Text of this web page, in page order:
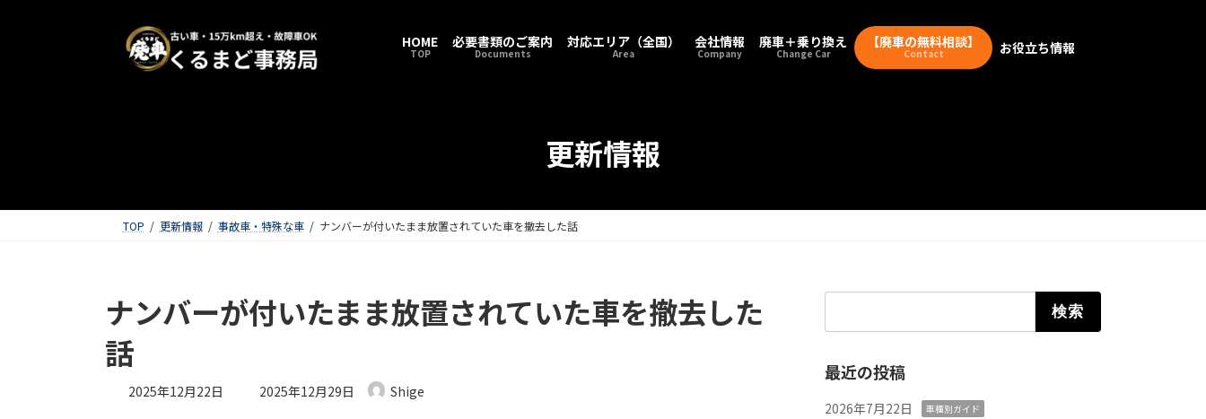
HOME
TOP
必要書類のご案内
Documents
対応エリア（全国）
Area
会社情報
Company
廃車＋乗り換え
Change Car
【廃車の無料相談】
Contact お役立ち情報
更新情報
TOP 更新情報 事故車・特殊な車 ナンバーが付いたまま放置されていた車を撤去した話
ナンバーが付いたまま放置されていた車を撤去した
話
2025年12月22日 最終更新日時 :
2025年12月29日 Shige
最近の投稿
2026年7月22日 車種別ガイド